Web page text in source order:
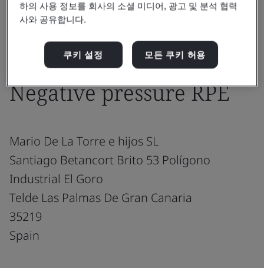
공유:
Negative pressure RPE
Mario De La Torre e hijos SL
Santiago Betancort Brito 53 Polígono
Industrial El Goro
Telde Las Palmas De Gran Canaria
35219
Spain
하의 사용 정보를 회사의 소셜 미디어, 광고 및 분석 협력
사와 공유합니다.
쿠키 설정 모든 쿠키 허용